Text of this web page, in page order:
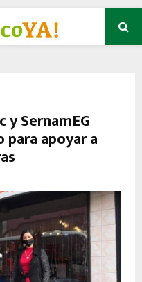
y SernamEG
apoyar a